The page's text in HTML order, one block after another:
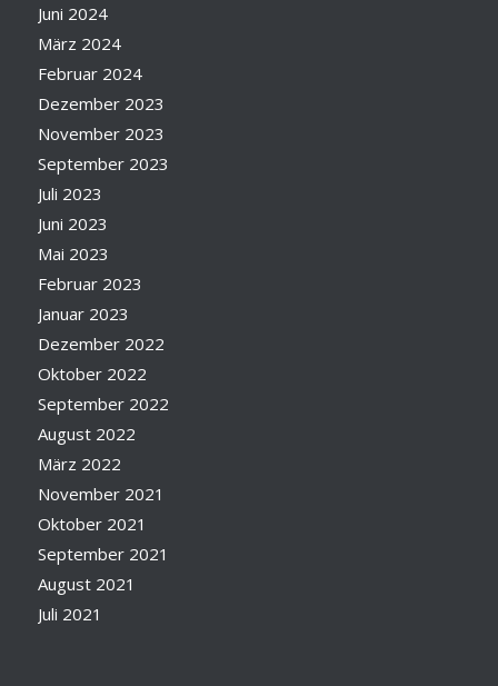
Juni 2024
März 2024
Februar 2024
Dezember 2023
November 2023
September 2023
Juli 2023
Juni 2023
Mai 2023
Februar 2023
Januar 2023
Dezember 2022
Oktober 2022
September 2022
August 2022
März 2022
November 2021
Oktober 2021
September 2021
August 2021
Juli 2021